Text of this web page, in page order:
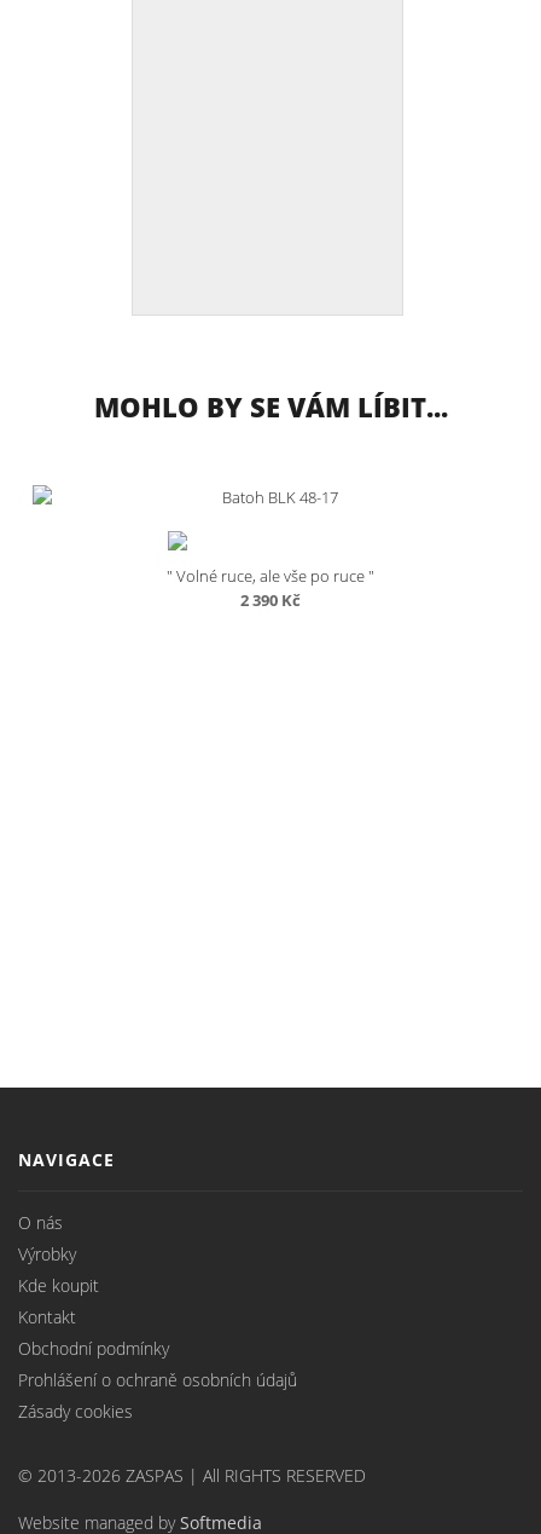
MOHLO BY SE VÁM LÍBIT...
" Volné ruce, ale vše po ruce "
2 390 Kč
NAVIGACE
O nás
Výrobky
Kde koupit
Kontakt
Obchodní podmínky
Prohlášení o ochraně osobních údajů
Zásady cookies
© 2013-2026 ZASPAS | All RIGHTS RESERVED
Website managed bySoftmedia